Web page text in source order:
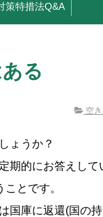
策特措法Q&A
る
空き
ょうか？
期的にお答えして
とです。
庫に返還(国の持